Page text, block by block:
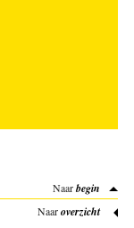
Naarbegin
Naaroverzicht